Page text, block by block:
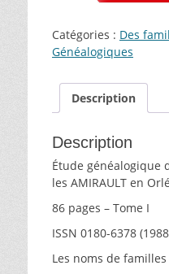
AMIRAULT
du
au
Catégories : Des
Généalogiques
Description
Description
Étude généalogique
les AMIRAULT en
86 pages – Tome I
ISSN 0180-6378
Les noms de